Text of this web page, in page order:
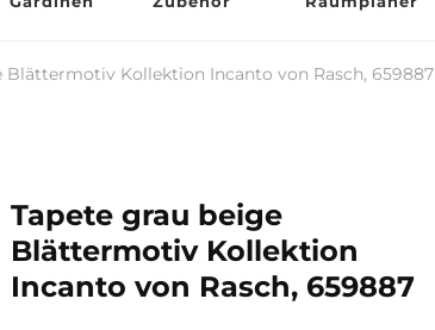
Blättermotiv Kollektion Incanto von Rasch, 659887
Tapete grau beige
Blättermotiv Kollektion
Incanto von Rasch, 659887